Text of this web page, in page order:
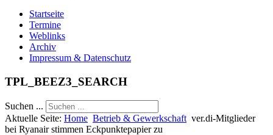
Startseite
Termine
Weblinks
Archiv
Impressum & Datenschutz
TPL_BEEZ3_SEARCH
Suchen ...
Aktuelle Seite: Home Betrieb & Gewerkschaft ver.di-Mitglieder
bei Ryanair stimmen Eckpunktepapier zu